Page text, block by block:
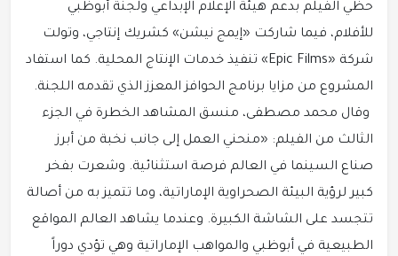
حظي الفيلم بدعم هيئة الإعلام الإبداعي ولجنة أبوظبي
للأفلام، فيما شاركت «إيمج نيشن» كشريك إنتاجي، وتولت
شركة «Epic Films» تنفيذ خدمات الإنتاج المحلية. كما استفاد
المشروع من مزايا برنامج الحوافز المعزز الذي تقدمه اللجنة.
وقال محمد مصطفى، منسق المشاهد الخطرة في الجزء
الثالث من الفيلم: «منحني العمل إلى جانب نخبة من أبرز
صناع السينما في العالم فرصة استثنائية. وشعرت بفخر
كبير لرؤية البيئة الصحراوية الإماراتية، وما تتميز به من أصالة
تتجسد على الشاشة الكبيرة. وعندما يشاهد العالم المواقع
الطبيعية في أبوظبي والمواهب الإماراتية وهي تؤدي دوراً